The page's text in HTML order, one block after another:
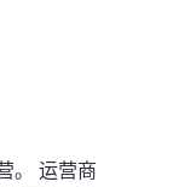
。 运营商